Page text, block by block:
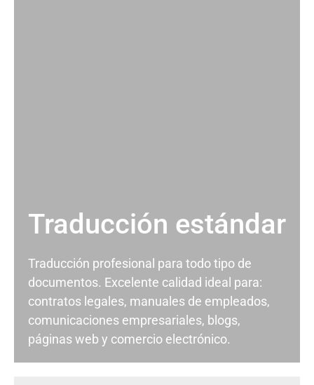
Traducción estándar
Traducción profesional para todo tipo de
documentos. Excelente calidad ideal para:
contratos legales, manuales de empleados,
comunicaciones empresariales, blogs,
páginas web y comercio electrónico.